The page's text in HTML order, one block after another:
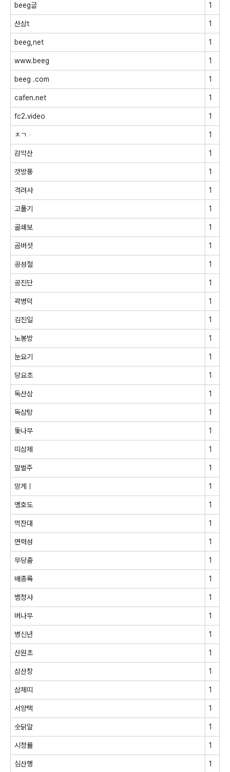
beeg글 1
산삼t 1
beeg,net 1
www.beeg 1
beeg .com 1
cafen.net 1
fc2.video 1
ㅈㄱᆞ 1
감악산 1
갯방풍 1
격려사 1
고풀기 1
골쇄보 1
곰버섯 1
공성철 1
공진단 1
곽병덕 1
김진일 1
노봉방 1
눈요기 1
당요초 1
독산삼 1
독삼탕 1
돛나무 1
띠삼제 1
말벌주 1
망게ㅣ 1
맹호도 1
먹잔대 1
면력성 1
무당춤 1
배종록 1
뱀청사 1
버나무 1
병신년 1
산원초 1
삼산창 1
삼제띠 1
서양택 1
숫닭알 1
시청률 1
심산행 1